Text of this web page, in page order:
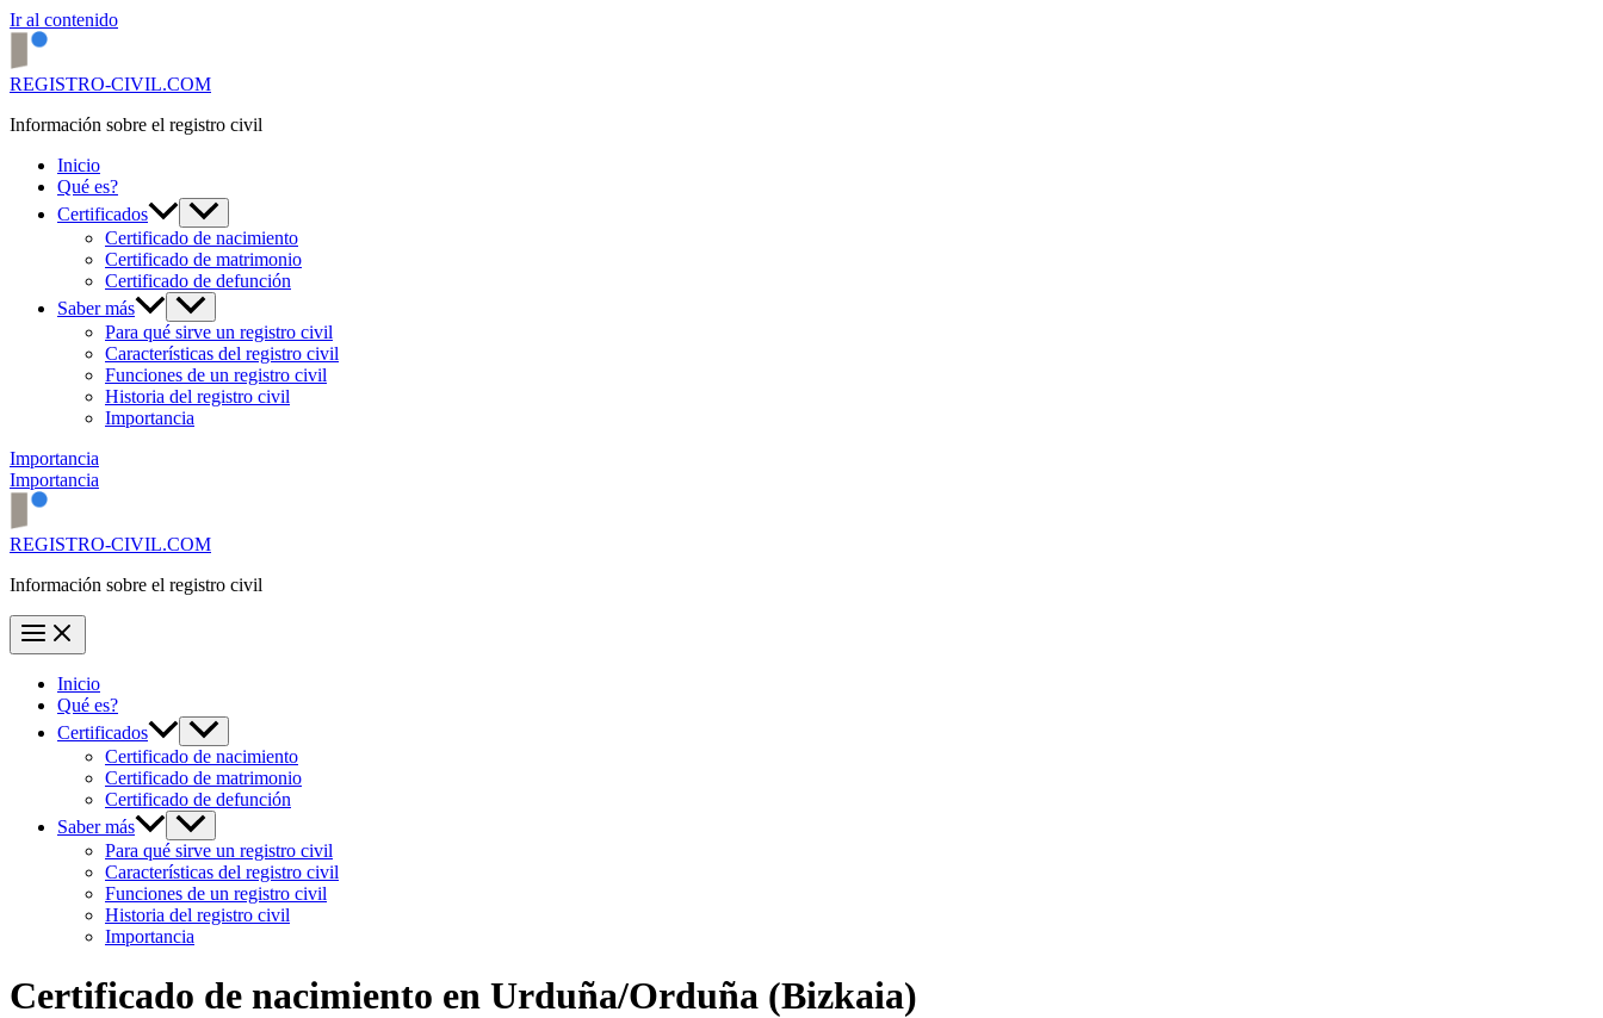
Ir al contenido
REGISTRO-CIVIL.COM
Información sobre el registro civil
Inicio
Qué es?
Certificados
Certificado de nacimiento
Certificado de matrimonio
Certificado de defunción
Saber más
Para qué sirve un registro civil
Características del registro civil
Funciones de un registro civil
Historia del registro civil
Importancia
Importancia
Importancia
REGISTRO-CIVIL.COM
Información sobre el registro civil
Inicio
Qué es?
Certificados
Certificado de nacimiento
Certificado de matrimonio
Certificado de defunción
Saber más
Para qué sirve un registro civil
Características del registro civil
Funciones de un registro civil
Historia del registro civil
Importancia
Certificado de nacimiento en Urduña/Orduña (Bizkaia)